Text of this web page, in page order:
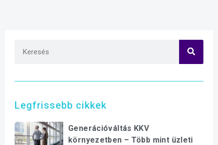
Legfrissebb cikkek
Generációváltás KKV
környezetben – Több mint üzleti